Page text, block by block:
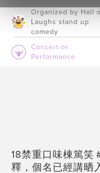
Organized by Hall
Laughs stand up
comedy
Concert or
Performance
18禁重口味棟篤笑
釋，個名已經講晒